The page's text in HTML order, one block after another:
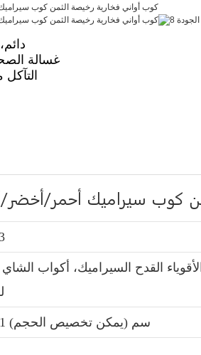
1.
2. غسالة
3.
كوب سيراميك أحمر/أخضر/
القدح السيراميك، أكواب
8.5*11 سم (يمكن تخصيص الحجم)